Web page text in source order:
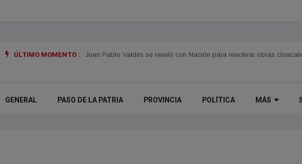
ÚLTIMO MOMENTO : Se promocionó la 61.ª Fiesta Nacional de la Pesca del Dorado en
GENERAL PASO DE LA PATRIA PROVINCIA POLÍTICA MÁS